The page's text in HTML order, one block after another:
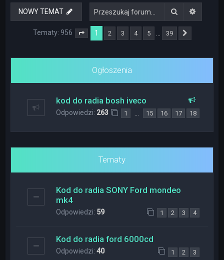
NOWY TEMAT Szukaj
Tematy: 956 Strona 1z 39
1 2 3 4 5 39
Ogłoszenia
kod do radia bosh iveco
Odpowiedzi: 263 1 … 15 16 17 18
Tematy
Kod do radia SONY Ford mondeo
mk4
Odpowiedzi: 59 1 2 3 4
Kod do radia ford 6000cd
Odpowiedzi:40 1 2 3